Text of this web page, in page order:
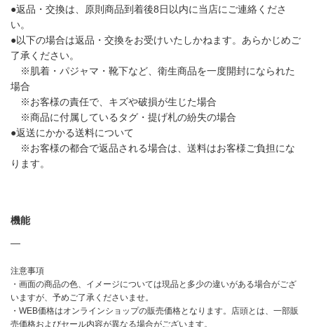
●返品・交換は、原則商品到着後8日以内に当店にご連絡くださ
い。
●以下の場合は返品・交換をお受けいたしかねます。あらかじめご
了承ください。
※肌着・パジャマ・靴下など、衛生商品を一度開封になられた
場合
※お客様の責任で、キズや破損が生じた場合
※商品に付属しているタグ・提げ札の紛失の場合
●返送にかかる送料について
※お客様の都合で返品される場合は、送料はお客様ご負担にな
ります。
機能
―
注意事項
・画面の商品の色、イメージについては現品と多少の違いがある場合がござ
いますが、予めご了承くださいませ。
・WEB価格はオンラインショップの販売価格となります。店頭とは、一部販
売価格およびセール内容が異なる場合がございます。